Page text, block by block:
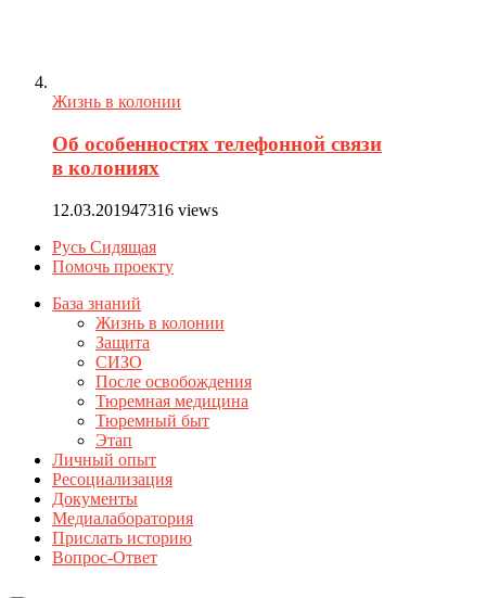
Жизнь в колонии
Об особенностях телефонной связи
в колониях
12.03.201947316 views
Русь Сидящая
Помочь проекту
База знаний
Жизнь в колонии
Защита
СИЗО
После освобождения
Тюремная медицина
Тюремный быт
Этап
Личный опыт
Ресоциализация
Документы
Медиалаборатория
Прислать историю
Вопрос-Ответ